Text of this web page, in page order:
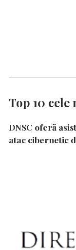
Top 10
DNSC oferă
atac cibernetic